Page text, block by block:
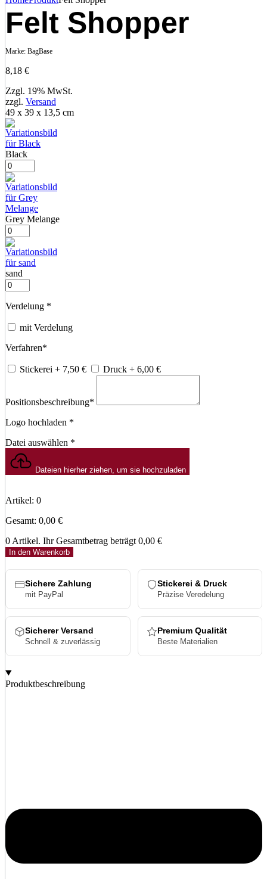
Felt Shopper
Marke: BagBase
8,18 €
Zzgl. 19% MwSt.
zzgl. Versand
49 x 39 x 13,5 cm
Black
Grey Melange
sand
Verdelung *
mit Verdelung
Verfahren*
Stickerei + 7,50 € Druck + 6,00 €
Positionsbeschreibung*
Logo hochladen *
Datei auswählen *
Dateien hierher ziehen, um sie hochzuladen
Artikel: 0
Gesamt: 0,00 €
0 Artikel. Ihr Gesamtbetrag beträgt 0,00 €
In den Warenkorb
Sichere Zahlung
mit PayPal
Stickerei & Druck
Präzise Veredelung
Sicherer Versand
Schnell & zuverlässig
Premium Qualität
Beste Materialien
Produktbeschreibung